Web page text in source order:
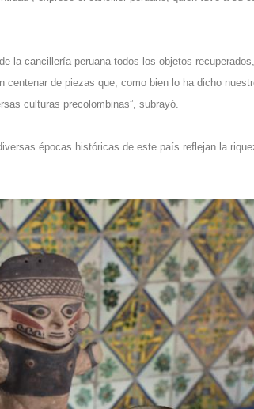
la cancillería peruana todos los objetos
centenar de piezas que, como bien lo ha dicho
culturas precolombinas”, subrayó.
épocas históricas de este país reflejan la